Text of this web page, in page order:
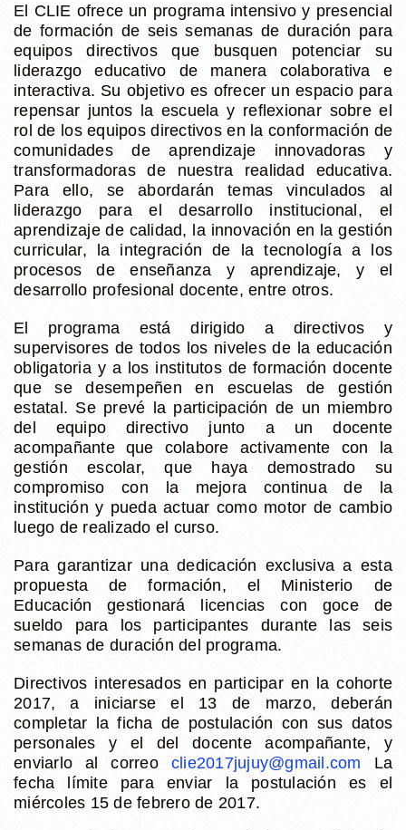
El CLIE ofrece un programa intensivo y presencial
de formación de seis semanas de duración para
equipos directivosque busquen potenciar su
liderazgo educativo de manera colaborativa e
interactiva. Su objetivo es ofrecer un espacio para
repensar juntos la escuela y reflexionar sobre el
rol de los equipos directivos en la conformación de
comunidades de aprendizaje innovadoras y
transformadoras de nuestra realidad educativa.
Para ello, se abordarán temas vinculados al
liderazgo para el desarrollo institucional, el
aprendizaje de calidad, la innovación en la gestión
curricular, la integración de la tecnología a los
procesos de enseñanza y aprendizaje, y el
desarrollo profesional docente, entre otros.
El programa está dirigido a directivos y
supervisores de todos los niveles de la educación
obligatoria y a los institutos de formación docente
que se desempeñen en escuelas de gestión
estatal. Se prevé la participación de un miembro
del equipo directivo junto a un docente
acompañante que colabore activamente con la
gestión escolar, que haya demostrado su
compromiso con la mejora continua de la
institución y pueda actuar como motor de cambio
luego de realizado el curso.
Para garantizar una dedicación exclusiva a esta
propuesta de formación, el Ministerio de
Educación gestionará licencias con goce de
sueldo para los participantes durante las seis
semanas de duración del programa.
Directivos interesados en participar en la cohorte
2017, a iniciarse el 13 de marzo, deberán
completar la ficha de postulación con sus datos
personales y el del docente acompañante, y
enviarlo al correo clie2017jujuy@gmail.com La
fecha límite para enviar la postulación es el
miércoles 15 de febrero de 2017.